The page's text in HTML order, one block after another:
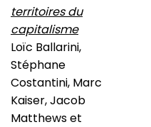
territoires du
capitalisme
Loïc Ballarini,
Stéphane
Costantini, Marc
Kaiser, Jacob
Matthews et